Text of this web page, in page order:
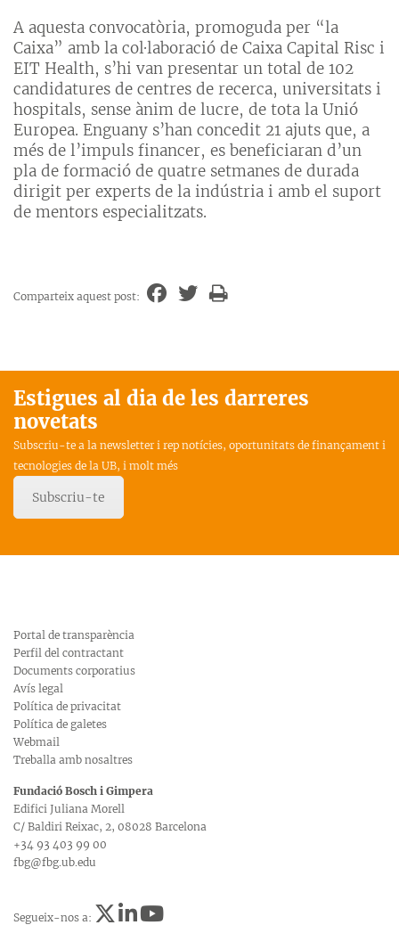
A aquesta convocatòria, promoguda per “la
Caixa” amb la col·laboració de Caixa Capital Risc i
EIT Health, s’hi van presentar un total de 102
candidatures de centres de recerca, universitats i
hospitals, sense ànim de lucre, de tota la Unió
Europea. Enguany s’han concedit 21 ajuts que, a
més de l’impuls financer, es beneficiaran d’un
pla de formació de quatre setmanes de durada
dirigit per experts de la indústria i amb el suport
de mentors especialitzats.
Comparteix aquest post:
Estigues al dia de les darreres
novetats
Subscriu-te a la newsletter i rep notícies, oportunitats de finançament i
tecnologies de la UB, i molt més
Subscriu-te
Portal de transparència
Perfil del contractant
Documents corporatius
Avís legal
Política de privacitat
Política de galetes
Webmail
Treballa amb nosaltres
Fundació Bosch i Gimpera
Edifici Juliana Morell
C/ Baldiri Reixac, 2, 08028 Barcelona
+34 93 403 99 00
fbg@fbg.ub.edu
Segueix-nos a: